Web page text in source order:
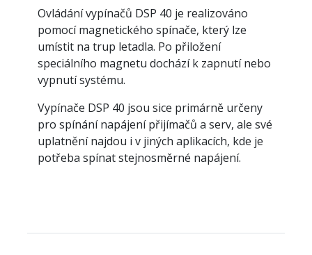
Ovládání vypínačů DSP 40 je realizováno
pomocí magnetického spínače, který lze
umístit na trup letadla. Po přiložení
speciálního magnetu dochází k zapnutí nebo
vypnutí systému.
Vypínače DSP 40 jsou sice primárně určeny
pro spínání napájení přijímačů a serv, ale své
uplatnění najdou i v jiných aplikacích, kde je
potřeba spínat stejnosměrné napájení.